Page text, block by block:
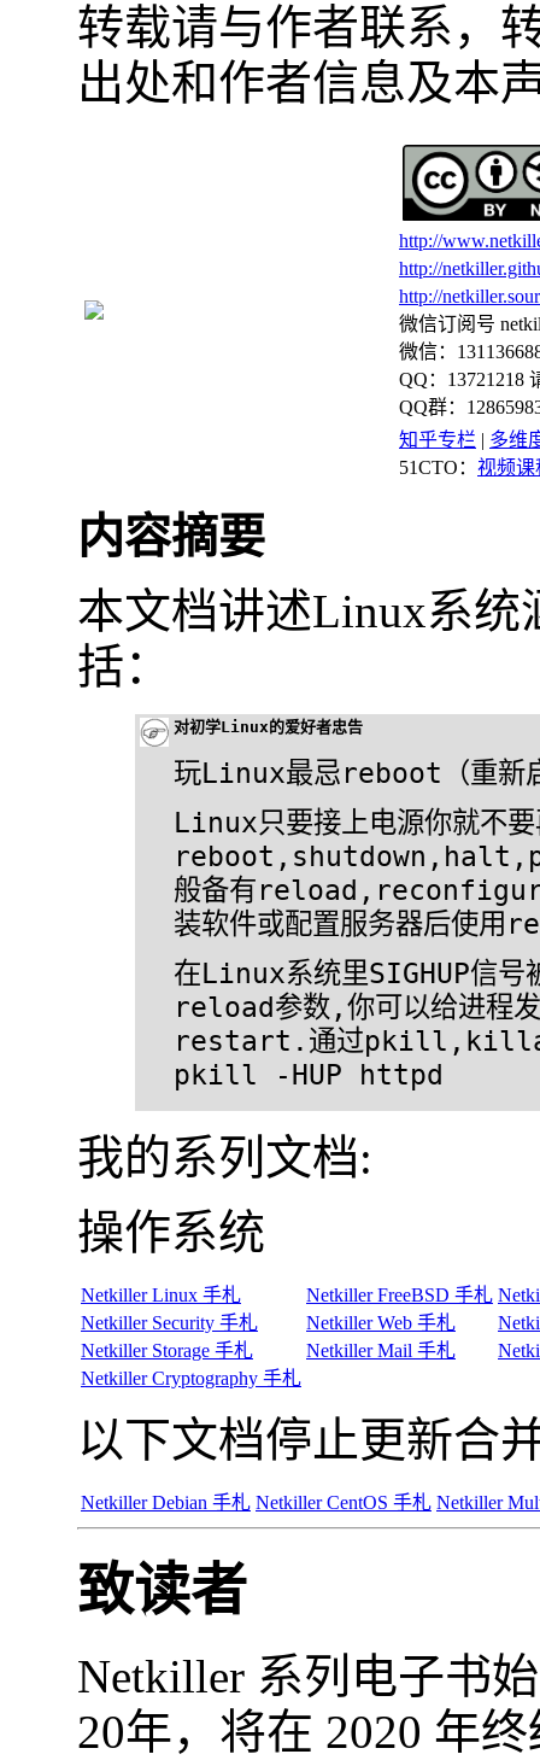
转载请与作者联系，
出处和作者信息及本
http://
http://
http://
微信订阅号
微信：
QQ：13721218
QQ群：
知乎专栏 | 多维
51CTO： 视频课
内容摘要
本文档讲述Linux系
括：
对初学Linux的爱好者忠告
玩Linux最忌reboot（重新
Linux只要接上电源你就不要
般备有
装软件或配置服务器后使用
在Linux系统里SIGHUP信号
reload参数,你可以给进程
restart.通过
pkill -HUP httpd
我的系列文档:
操作系统
Netkiller Linux 手札 Netkiller FreeBSD 手札
Netkiller Security 手札
Netkiller Web 手札
Netkiller Storage 手札
Netkiller Mail 手札
Netkiller Cryptography 手札
以下文档停止更新合
Netkiller Debian 手札 Netkiller CentOS 手札 Netkiller
致读者
Netkiller 系列电子书
20年，将在 2020 年